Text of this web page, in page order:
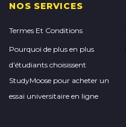
NOS SERVICES
Termes Et Conditions
Pourquoi de plus en plus
d’étudiants choisissent
StudyMoose pour acheter un
essai universitaire en ligne